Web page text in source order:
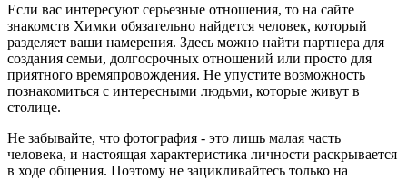
Если вас интересуют серьезные отношения, то на сайте
знакомств Химки обязательно найдется человек, который
разделяет ваши намерения. Здесь можно найти партнера для
создания семьи, долгосрочных отношений или просто для
приятного времяпровождения. Не упустите возможность
познакомиться с интересными людьми, которые живут в
столице.
Не забывайте, что фотография - это лишь малая часть
человека, и настоящая характеристика личности раскрывается
в ходе общения. Поэтому не зацикливайтесь только на